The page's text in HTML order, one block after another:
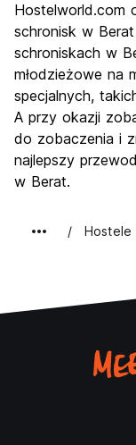
Kultura
Imprezy
Najlepsza wartość
Hostelworld.com
schronisk w
schroniskach w
młodzieżowe na
specjalnych,
A przy okazji
do zobaczenia i
najlepszy
w Berat.
Hostele